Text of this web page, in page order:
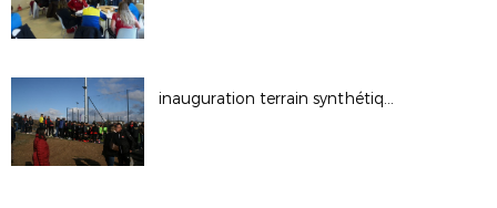
inauguration terrain synthétique de Gisors